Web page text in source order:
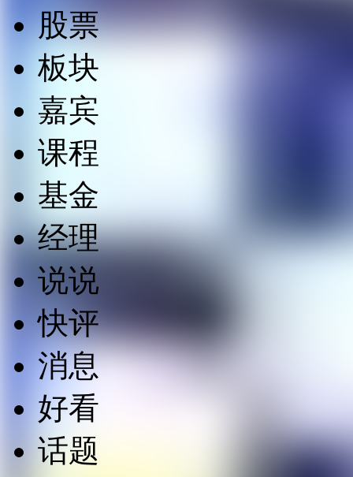
股票
板块
嘉宾
课程
基金
经理
说说
快评
消息
好看
话题